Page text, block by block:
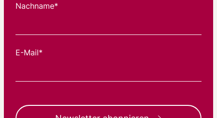
Nachname*
E-Mail*